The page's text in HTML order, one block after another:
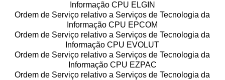
Informação CPU ELGIN
Ordem de Serviço relativo a Serviços de Tecnologia da
Informação CPU EPCOM
Ordem de Serviço relativo a Serviços de Tecnologia da
Informação CPU EVOLUT
Ordem de Serviço relativo a Serviços de Tecnologia da
Informação CPU EZPAC
Ordem de Serviço relativo a Serviços de Tecnologia da